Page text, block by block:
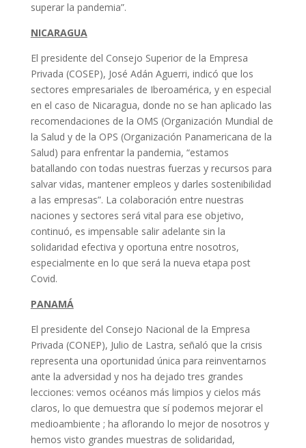
superar la pandemia”.
NICARAGUA
El presidente del Consejo Superior de la Empresa
Privada (COSEP), José Adán Aguerri, indicó que los
sectores empresariales de Iberoamérica, y en especial
en el caso de Nicaragua, donde no se han aplicado las
recomendaciones de la OMS (Organización Mundial de
la Salud y de la OPS (Organización Panamericana de la
Salud) para enfrentar la pandemia, “estamos
batallando con todas nuestras fuerzas y recursos para
salvar vidas, mantener empleos y darles sostenibilidad
a las empresas”. La colaboración entre nuestras
naciones y sectores será vital para ese objetivo,
continuó, es impensable salir adelante sin la
solidaridad efectiva y oportuna entre nosotros,
especialmente en lo que será la nueva etapa post
Covid.
PANAMÁ
El presidente del Consejo Nacional de la Empresa
Privada (CONEP), Julio de Lastra, señaló que la crisis
representa una oportunidad única para reinventarnos
ante la adversidad y nos ha dejado tres grandes
lecciones: vemos océanos más limpios y cielos más
claros, lo que demuestra que sí podemos mejorar el
medioambiente ; ha aflorando lo mejor de nosotros y
hemos visto grandes muestras de solidaridad,